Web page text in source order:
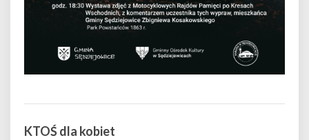
KTOŚ dla kobiet